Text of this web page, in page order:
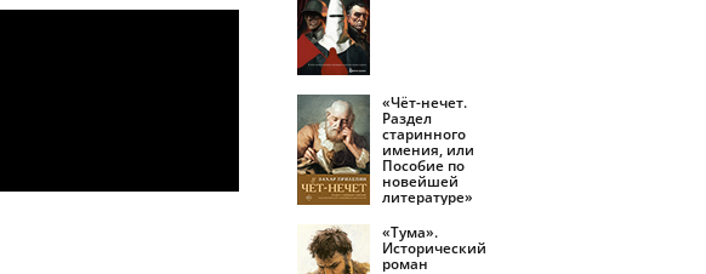
«Чёт-нечет.
Раздел
старинного
имения, или
Пособие по
новейшей
литературе»
«Тума».
Исторический
роман